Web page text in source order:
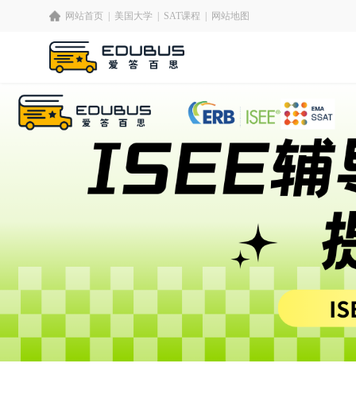
网站首页 美国大学 SAT课程 网站地图